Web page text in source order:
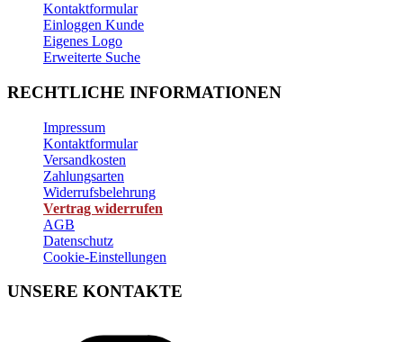
Kontaktformular
Einloggen Kunde
Eigenes Logo
Erweiterte Suche
RECHTLICHE INFORMATIONEN
Impressum
Kontaktformular
Versandkosten
Zahlungsarten
Widerrufsbelehrung
Vertrag widerrufen
AGB
Datenschutz
Cookie-Einstellungen
UNSERE KONTAKTE